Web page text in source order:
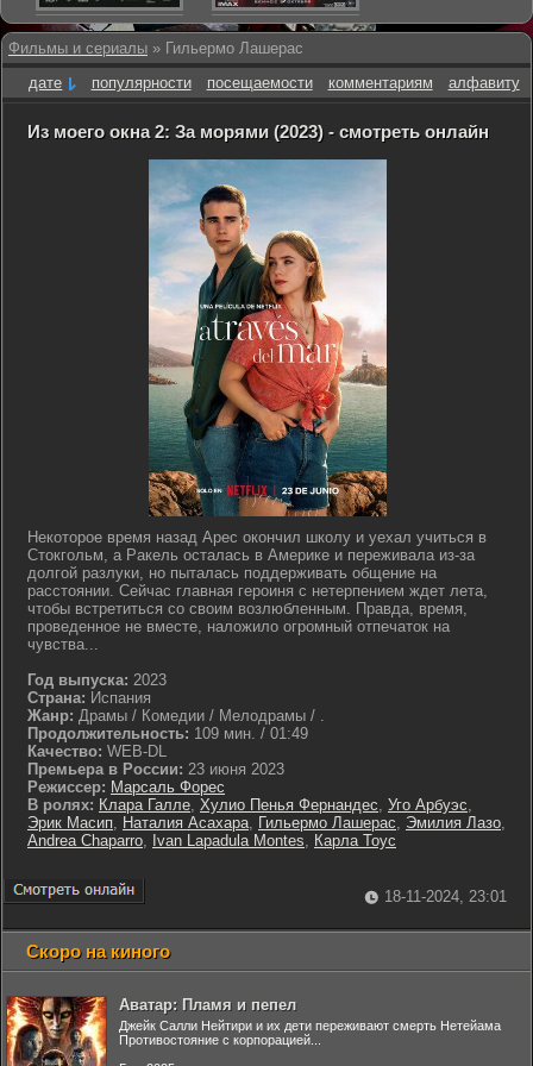
Фильмы и сериалы » Гильермо Лашерас
дате
популярности посещаемости комментариям алфавиту
Из моего окна 2: За морями (2023) - смотреть онлайн
Некоторое время назад Арес окончил школу и уехал учиться в
Стокгольм, а Ракель осталась в Америке и переживала из-за
долгой разлуки, но пыталась поддерживать общение на
расстоянии. Сейчас главная героиня с нетерпением ждет лета,
чтобы встретиться со своим возлюбленным. Правда, время,
проведенное не вместе, наложило огромный отпечаток на
чувства...
Год выпуска: 2023
Страна: Испания
Жанр: Драмы / Комедии / Мелодрамы / .
Продолжительность: 109 мин. / 01:49
Качество: WEB-DL
Премьера в России: 23 июня 2023
Режиссер: Марсаль Форес
В ролях: Клара Галле, Хулио Пенья Фернандес, Уго Арбуэс,
Эрик Масип, Наталия Асахара, Гильермо Лашерас, Эмилия Лазо,
Andrea Chaparro, Ivan Lapadula Montes, Карла Тоус
18-11-2024, 23:01
Скоро на киного
Аватар: Пламя и пепел
Джейк Салли Нейтири и их дети переживают смерть Нетейама
Противостояние с корпорацией...